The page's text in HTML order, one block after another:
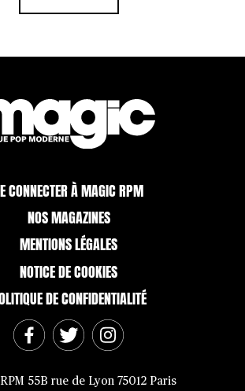
CONNECTER À MAGIC RPM
NOS MAGAZINES
MENTIONS LÉGALES
NOTICE DE COOKIES
DE CONFIDENTIALITÉ
55B rue de Lyon 75012 Paris